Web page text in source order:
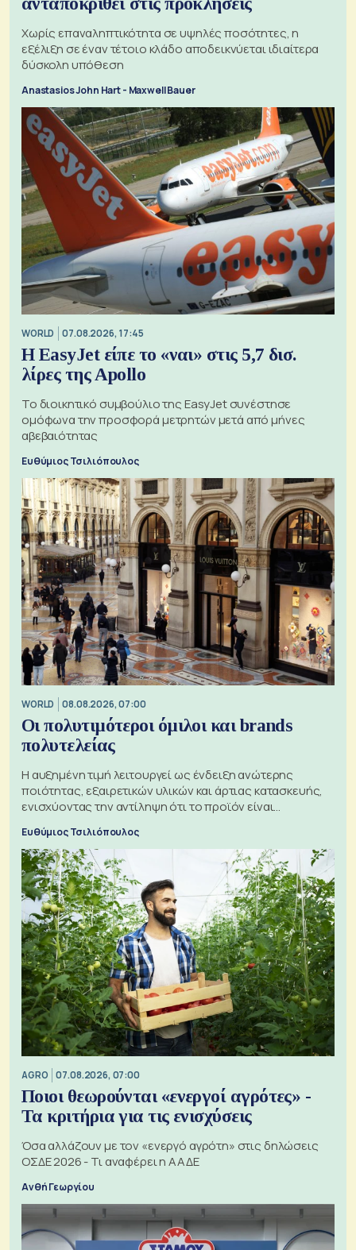
Χωρίς επαναληπτικότητα σε υψηλές ποσότητες, η
εξέλιξη σε έναν τέτοιο κλάδο αποδεικνύεται ιδιαίτερα
δύσκολη υπόθεση
Anastasios John Hart - Maxwell Bauer
WORLD 07.08.2026, 17:45
Η EasyJet είπε το «ναι» στις 5,7 δισ.
λίρες της Apollo
Το διοικητικό συμβούλιο της EasyJet συνέστησε
ομόφωνα την προσφορά μετρητών μετά από μήνες
αβεβαιότητας
Ευθύμιος Τσιλιόπουλος
WORLD 08.08.2026, 07:00
Οι πολυτιμότεροι όμιλοι και brands
πολυτελείας
Η αυξημένη τιμή λειτουργεί ως ένδειξη ανώτερης
ποιότητας, εξαιρετικών υλικών και άρτιας κατασκευής,
ενισχύοντας την αντίληψη ότι το προϊόν είναι
Ευθύμιος Τσιλιόπουλος
AGRO 07.08.2026, 07:00
Ποιοι θεωρούνται «ενεργοί αγρότες» -
Τα κριτήρια για τις ενισχύσεις
Όσα αλλάζουν με τον «ενεργό αγρότη» στις δηλώσεις
ΟΣΔΕ 2026 - Τι αναφέρει η ΑΑΔΕ
Ανθή Γεωργίου